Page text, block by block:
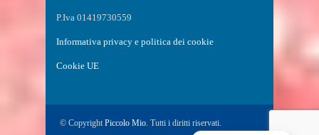
P.Iva 01419730559
Informativa privacy e politica dei cookie
Cookie UE
© CopyrightPiccolo Mio. Tutti i diritti riservati.